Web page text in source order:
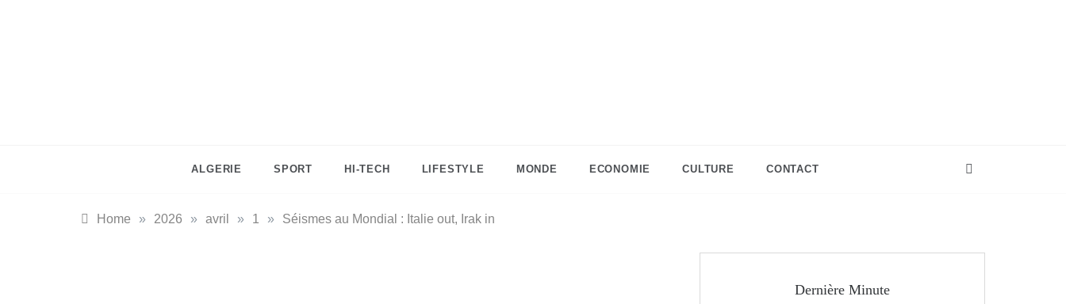
ALGERIE SPORT HI-TECH LIFESTYLE MONDE ECONOMIE CULTURE CONTACT
Home » 2026 » avril » 1 » Séismes au Mondial : Italie out, Irak in
Dernière Minute